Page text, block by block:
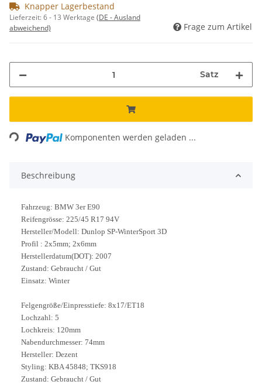
Knapper Lagerbestand
Lieferzeit:6 - 13 Werktage (DE - Ausland
abweichend)
Frage zum Artikel
Satz
Loading... Komponenten werden geladen ...
Beschreibung
Fahrzeug: BMW 3er E90
Reifengrösse: 225/45 R17 94V
Hersteller/Modell: Dunlop SP-WinterSport 3D
Profil : 2x5mm; 2x6mm
Herstellerdatum(DOT): 2007
Zustand: Gebraucht / Gut
Einsatz: Winter
Felgengröße/Einpresstiefe: 8x17/ET18
Lochzahl: 5
Lochkreis: 120mm
Nabendurchmesser: 74mm
Hersteller: Dezent
Styling: KBA 45848; TKS918
Zustand: Gebraucht / Gut